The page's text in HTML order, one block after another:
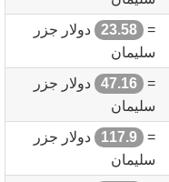
=
23.58
دولار جزر
سليمان
=
47.16
دولار جزر
سليمان
=
117.9
دولار جزر
سليمان